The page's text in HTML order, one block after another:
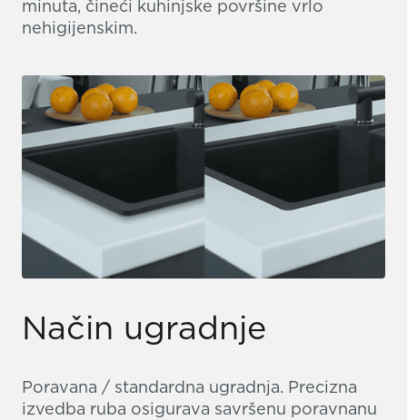
minuta, čineći kuhinjske površine vrlo
nehigijenskim.
Način ugradnje
Poravana / standardna ugradnja. Precizna
izvedba ruba osigurava savršenu poravnanu